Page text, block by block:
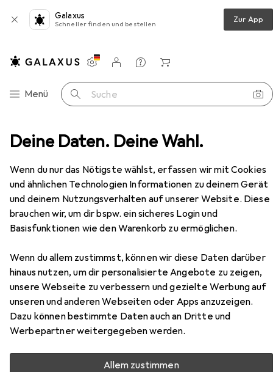
Deine Daten. Deine Wahl.
Wenn du nur das Nötigste wählst, erfassen wir mit Cookies
und ähnlichen Technologien Informationen zu deinem Gerät
und deinem Nutzungsverhalten auf unserer Website. Diese
brauchen wir, um dir bspw. ein sicheres Login und
Basisfunktionen wie den Warenkorb zu ermöglichen.
Wenn du allem zustimmst, können wir diese Daten darüber
hinaus nutzen, um dir personalisierte Angebote zu zeigen,
unsere Webseite zu verbessern und gezielte Werbung auf
unseren und anderen Webseiten oder Apps anzuzeigen.
Dazu können bestimmte Daten auch an Dritte und
Werbepartner weitergegeben werden.
Allem zustimmen
Galaxus
Schneller finden und bestellen Zur App
Navigation nach Kategorien
Menü Suche
Einstellungen
Kundenkonto
Vergleichslisten
Merklisten
Warenkorb
Icy Dock
Kategorien anzeigen
Diese Marke gefällt mir
Am besten bewertete Icy Dock
Produkte